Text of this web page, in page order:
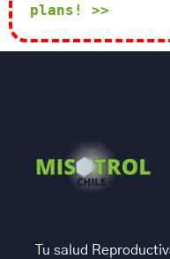
plans! >>
Tu salud